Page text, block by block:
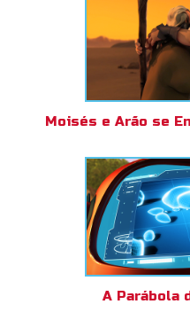
Moisés e Arão se
A Parábola